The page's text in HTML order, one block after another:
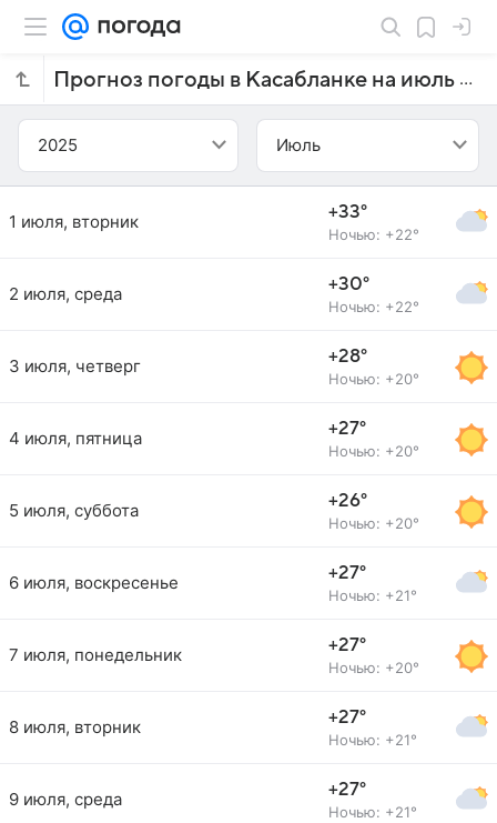
Прогноз погоды в Касабланке на июль 2025 года
2025 Июль
1 июля, вторник +33°
Ночью: +22°
2 июля, среда +30°
Ночью: +22°
3 июля, четверг +28°
Ночью: +20°
4 июля, пятница +27°
Ночью: +20°
5 июля, суббота +26°
Ночью: +20°
6 июля, воскресенье +27°
Ночью: +21°
7 июля, понедельник +27°
Ночью: +20°
8 июля, вторник +27°
Ночью: +21°
9 июля, среда +27°
Ночью: +21°